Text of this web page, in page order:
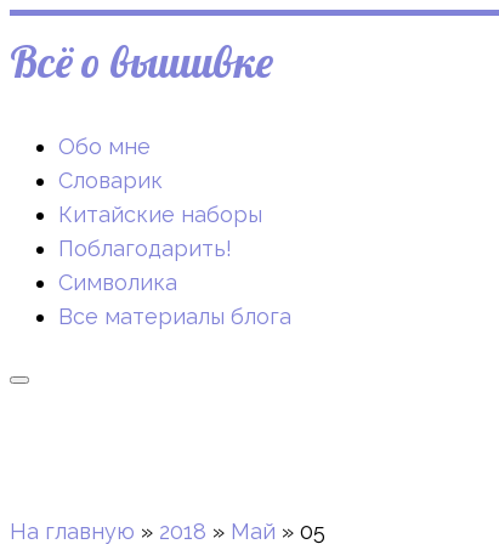
Всё о вышивке
Обо мне
Словарик
Китайские наборы
Поблагодарить!
Символика
Все материалы блога
На главную » 2018 » Май » 05